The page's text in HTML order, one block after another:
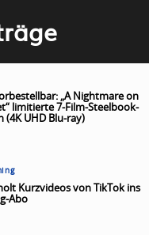
„A Nightmare on
limitierte 7-Film-Steelbook-
(4K UHD Blu-ray)
Kurzvideos von TikTok ins
Abo